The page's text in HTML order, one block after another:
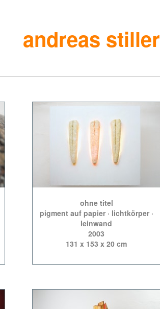
andreas stiller
ohne titel
pigment auf papier · lichtkörper ·
leinwand
2003
131 x 153 x 20 cm